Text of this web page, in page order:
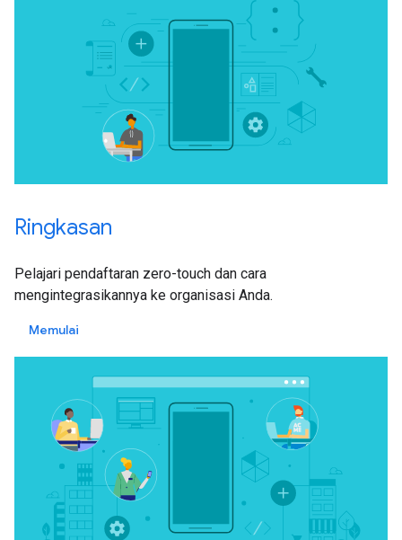
Ringkasan
Pelajari pendaftaran zero-touch dan cara
mengintegrasikannya ke organisasi Anda.
Memulai